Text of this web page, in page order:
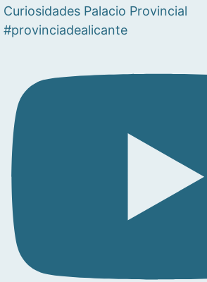
Curiosidades Palacio Provincial
#provinciadealicante